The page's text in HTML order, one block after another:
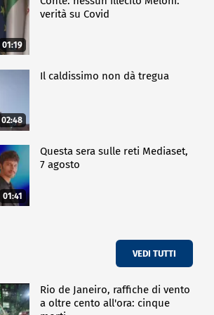
01:19
verità su Covid
02:48
Il caldissimo non dà tregua
01:41
Questa sera sulle reti Mediaset,
7 agosto
VEDI TUTTI
Rio de Janeiro, raffiche di vento
a oltre cento all'ora: cinque